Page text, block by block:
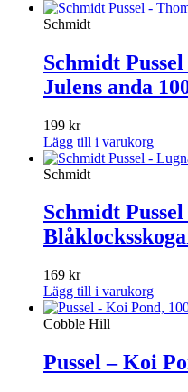
Schmidt
Schmidt
Julens anda
199 kr
Lägg till i varukorg
Schmidt
Schmidt
169 kr
Lägg till i varukorg
Cobble Hill
Pussel – Koi